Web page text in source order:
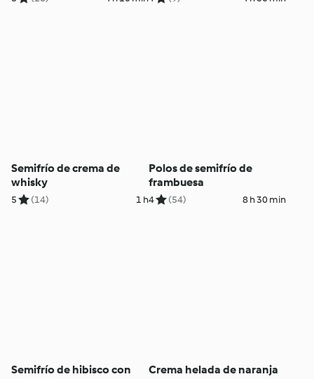
Semifrío de crema de
whisky
5 (14) 1 h
Polos de semifrío de
frambuesa
4 (54) 8 h 30 min
Semifrío de hibisco con
Crema helada de naranja